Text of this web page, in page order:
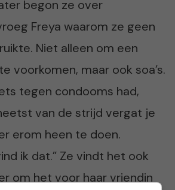
begon ze over
Freya waarom ze geen
Niet alleen om een
voorkomen, maar ook soa’s.
tegen condooms had,
van de strijd vergat je
erom heen te doen.
ik dat.” Ze vindt het ook
om het voor haar vriendin